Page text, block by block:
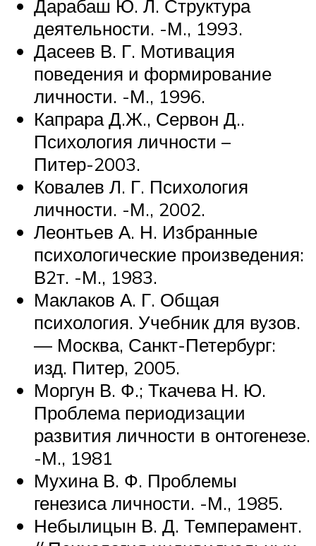
Дарабаш Ю. Л. Структура
деятельности. -М., 1993.
Дасеев В. Г. Мотивация
поведения и формирование
личности. -М., 1996.
Капрара Д.Ж., Сервон Д..
Психология личности –
Питер-2003.
Ковалев Л. Г. Психология
личности. -М., 2002.
Леонтьев А. Н. Избранные
психологические произведения:
В2т. -М., 1983.
Маклаков А. Г. Общая
психология. Учебник для вузов.
— Москва, Санкт-Петербург:
изд. Питер, 2005.
Моргун В. Ф.; Ткачева Н. Ю.
Проблема периодизации
развития личности в онтогенезе.
-М., 1981
Мухина В. Ф. Проблемы
генезиса личности. -М., 1985.
Небылицын В. Д. Темперамент.